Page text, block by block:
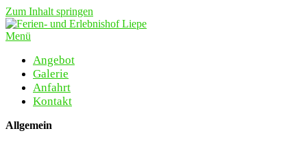
Zum Inhalt springen
Menü
Angebot
Galerie
Anfahrt
Kontakt
Allgemein